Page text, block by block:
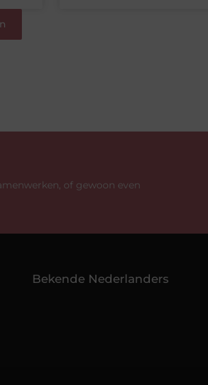
of gewoon even
Bekende Nederlanders